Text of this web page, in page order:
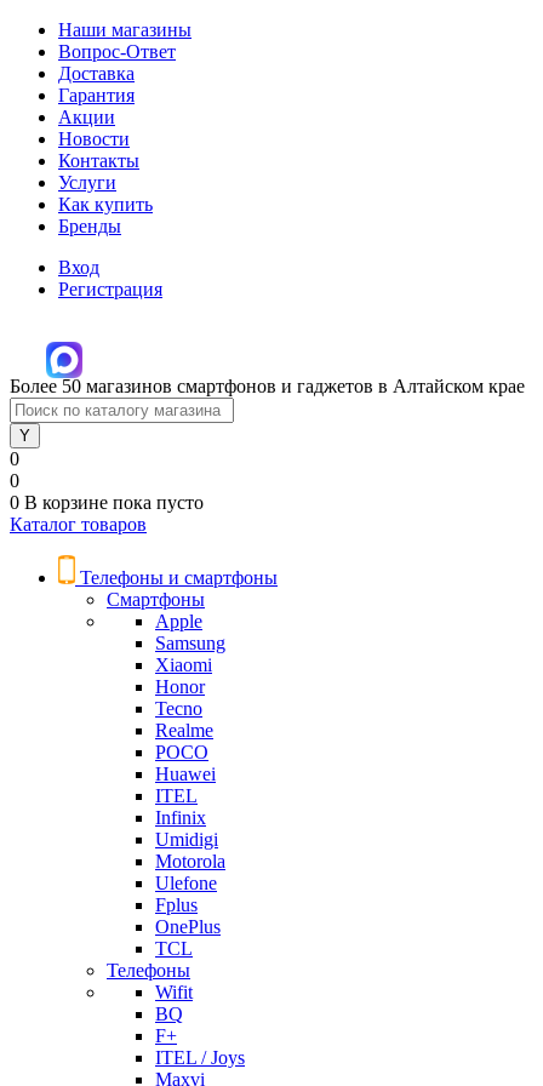
Наши магазины
Вопрос-Ответ
Доставка
Гарантия
Акции
Новости
Контакты
Услуги
Как купить
Бренды
Вход
Регистрация
Более 50 магазинов смартфонов и гаджетов в Алтайском крае
0
0
0 В корзине пока пусто
Каталог товаров
Телефоны и смартфоны
Смартфоны
Apple
Samsung
Xiaomi
Honor
Tecno
Realme
POCO
Huawei
ITEL
Infinix
Umidigi
Motorola
Ulefone
Fplus
OnePlus
TCL
Телефоны
Wifit
BQ
F+
ITEL / Joys
Maxvi